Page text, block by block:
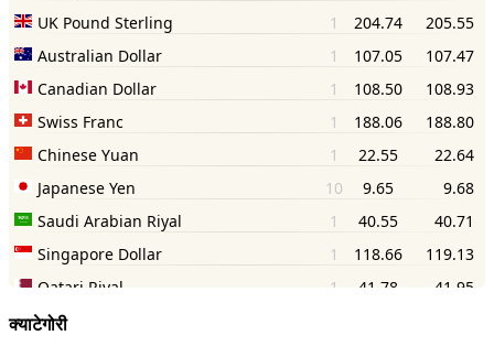
क्याटेगोरी